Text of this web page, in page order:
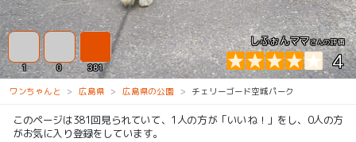
しふぉんママさんの評価
4
1 0 381
ワンちゃんと 広島県 広島県の公園 チェリーゴード空城パーク
このページは381回見られていて、1人の方が「いいね！」をし、0人の方
がお気に入り登録をしています。